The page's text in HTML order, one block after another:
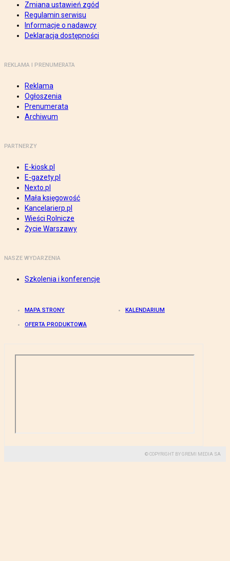
Zmiana ustawień zgód
Regulamin serwisu
Informacje o nadawcy
Deklaracja dostępności
REKLAMA I PRENUMERATA
Reklama
Ogłoszenia
Prenumerata
Archiwum
PARTNERZY
E-kiosk.pl
E-gazety.pl
Nexto.pl
Mała księgowość
Kancelarierp.pl
Wieści Rolnicze
Życie Warszawy
NASZE WYDARZENIA
Szkolenia i konferencje
MAPA STRONY KALENDARIUM
OFERTA PRODUKTOWA
© COPYRIGHT BY GREMI MEDIA SA